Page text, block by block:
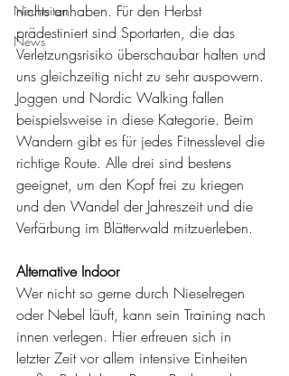
Neuheiten
News
nichts anhaben. Für den Herbst
prädestiniert sind Sportarten, die das
Verletzungsrisiko überschaubar halten und
uns gleichzeitig nicht zu sehr auspowern.
Joggen und Nordic Walking fallen
beispielsweise in diese Kategorie. Beim
Wandern gibt es für jedes Fitnesslevel die
richtige Route. Alle drei sind bestens
geeignet, um den Kopf frei zu kriegen
und den Wandel der Jahreszeit und die
Verfärbung im Blätterwald mitzuerleben.
Alternative Indoor
Wer nicht so gerne durch Nieselregen
oder Nebel läuft, kann sein Training nach
innen verlegen. Hier erfreuen sich in
letzter Zeit vor allem intensive Einheiten